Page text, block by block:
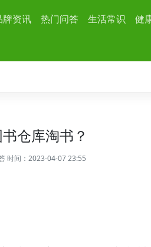
牌资讯 热门问答 生活常识 健
仓库淘书？
时间：2023-04-07 23:55